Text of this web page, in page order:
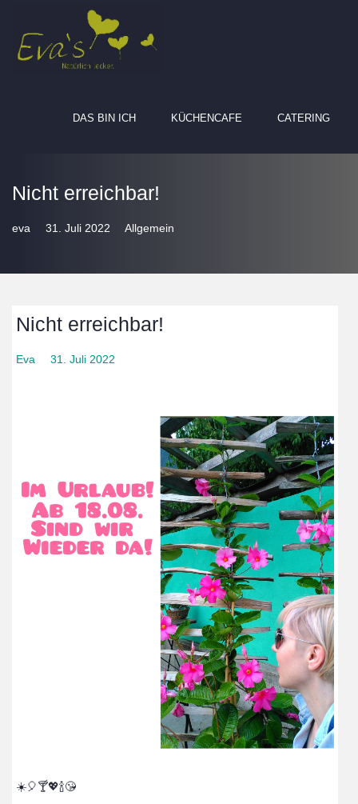
DAS BIN ICH KÜCHENCAFE CATERING
Nicht erreichbar!
eva 31. Juli 2022 Allgemein
Nicht erreichbar!
Eva 31. Juli 2022
☀️🎈🍸💖🍾😘